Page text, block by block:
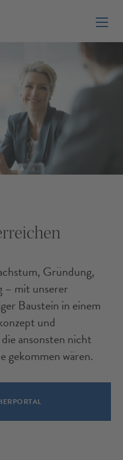
Gründung,
– mit unserer
Baustein in einem
und
ansonsten nicht
gekommen wären.